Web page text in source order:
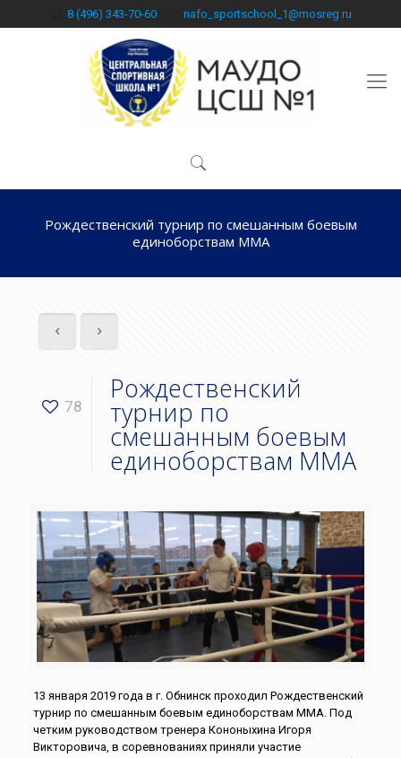
8 (496) 343-70-60 nafo_sportschool_1@mosreg.ru
Рождественский турнир по смешанным боевым
единоборствам ММА
78
Рождественский
турнир по
смешанным боевым
единоборствам ММА
13 января 2019 года в г. Обнинск проходил Рождественский
турнир по смешанным боевым единоборствам ММА. Под
четким руководством тренера Кононыхина Игоря
Викторовича, в соревнованиях приняли участие